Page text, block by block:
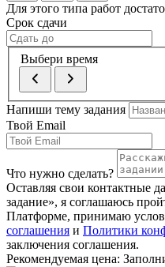
Для этого типа работ
Срок сдачи
Выбери время
Напиши тему задания
Твой Email
Что нужно сделать?
Оставляя свои контактные
задание», я соглашаюсь
Платформе, принимаю
соглашения и Политики
заключения соглашения.
Рекомендуемая цена: